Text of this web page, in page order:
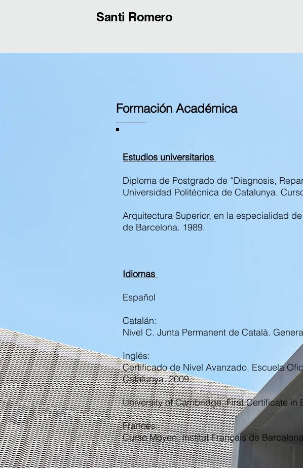
Santi Romero
Formación Académica
Estudios universitarios
Diploma de Postgrado de “Diagnosis,
Universidad Politécnica de Catalunya.
Arquitectura Superior, en la especialidad
de Barcelona. 1989.
Idiomas
Español
Catalán:
Nivel C. Junta Permanent de Català.
Inglés:
Certificado de Nivel Avanzado. Escuela
Catalunya. 2009.
University of Cambridge. First Certificate
Francés:
Curso Moyen. Institut Français de